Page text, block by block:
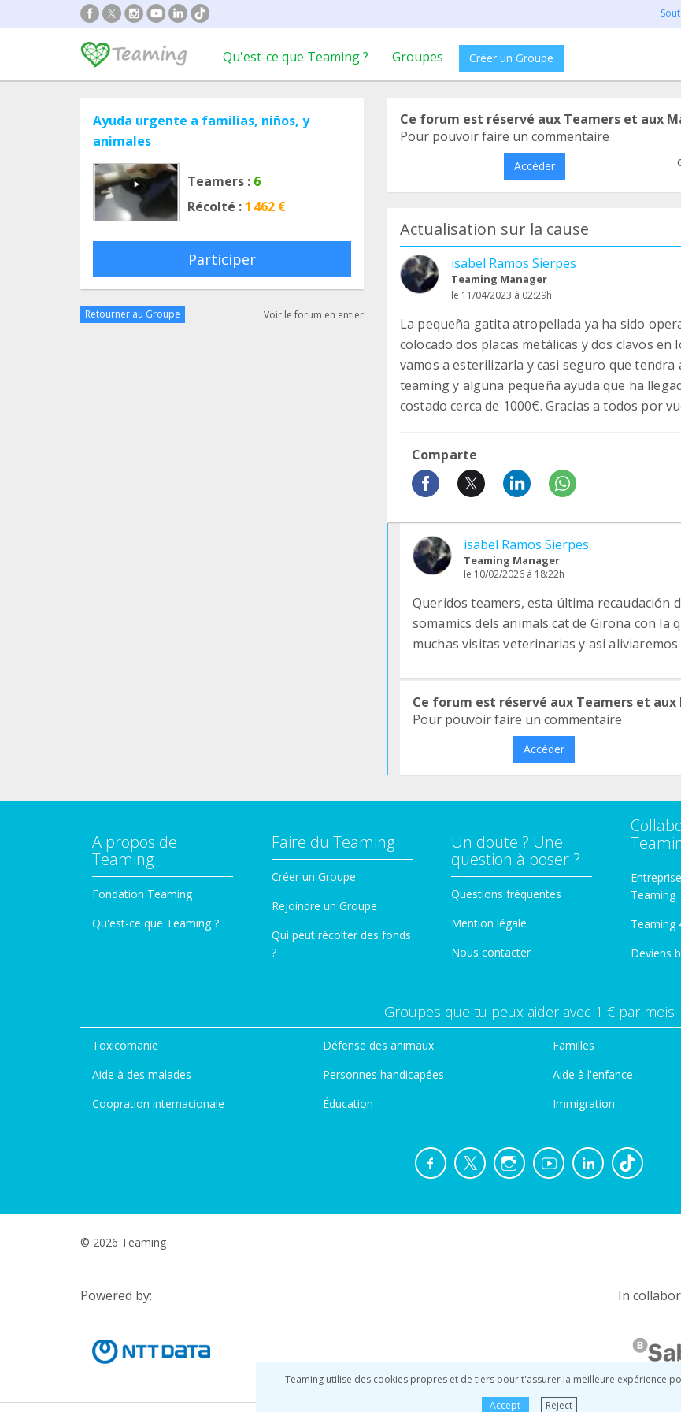
Teaming utilise des cookies propres et de tiers pour t'assurer la meilleure expérience
Accept
Reject
Qu'est-ce que Teaming ? Groupes Créer un Groupe
Ayuda urgente a familias, niños, y
animales
Teamers : 6
Récolté : 1 462 €
Participer
Retourner au Groupe Voir le forum en entier
Ce forum est réservé aux Teamers et aux
Pour pouvoir faire un commentaire
Accéder
Actualisation sur la cause
isabel Ramos Sierpes
Teaming Manager
le 11/04/2023 à 02:29h
La pequeña gatita atropellada ya ha sido
colocado dos placas metálicas y dos clavos
vamos a esterilizarla y casi seguro que
teaming y alguna pequeña ayuda que ha
costado cerca de 1000€. Gracias a todos por
Comparte
isabel Ramos Sierpes
Teaming Manager
le 10/02/2026 à 18:22h
Queridos teamers, esta última recaudación
somamics dels animals.cat de Girona con
muchas visitas veterinarias y asi
Ce forum est réservé aux Teamers et aux
Pour pouvoir faire un commentaire
Accéder
A propos de
Teaming
Fondation Teaming
Qu'est-ce que Teaming ?
Faire du Teaming
Créer un Groupe
Rejoindre un Groupe
Qui peut récolter des fonds
?
Un doute ? Une
question à poser ?
Questions fréquentes
Mention légale
Nous contacter
Teaming
Teaming
Deviens
Groupes que tu peux aider avec 1 € par mois
Toxicomanie
Aide à des malades
Coopration internacionale
Défense des animaux
Personnes handicapées
Éducation
Familles
Aide à l'enfance
Immigration
© 2026 Teaming
Powered by: In